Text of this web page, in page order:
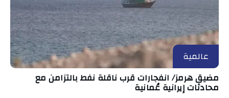
عالمية
مضيق هرمز/ انفجارات قرب ناقلة نفط بالتزامن مع
محادثات إيرانية عُمانية